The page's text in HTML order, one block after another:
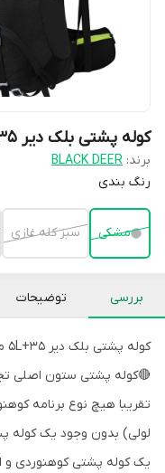
کوله پشتی بلک دیر 35+5L مدل 9252
برند: BLACK DEER
رنگ بندی
مشکی سبز کله غازی
بررسی توضیحات
کوله پشتی بلک دیر 35+5L مدل 9252
🔴کوله پشتی ستون اصلی
تقریبا هیچ نوع برنامه
لولی) بدون وجود یک کوله
یک کوله پشتی کوهنوردی و